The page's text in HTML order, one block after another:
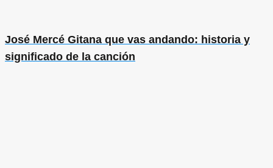
José Mercé Gitana que vas andando: historia y
significado de la canción